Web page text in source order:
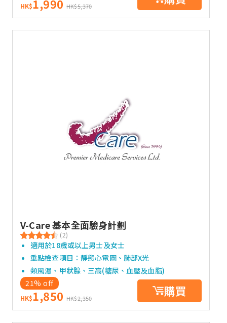
HK$1,990 HK$5,370
V-Care 基本全面驗身計劃
(2)
適用於18歲或以上男士及女士
重點檢查項目：靜態心電圖、肺部X光
類風濕、甲狀腺、三高(糖尿、血壓及血脂)
21% off
HK$1,850 HK$2,350 購買